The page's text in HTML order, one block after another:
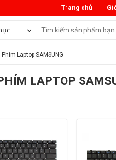
Trang chủ
Phím Laptop SAMSUNG
LAPTOP